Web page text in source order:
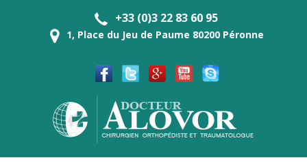
+33 (0)3 22 83 60 95
1, Place du Jeu de Paume 80200 Péronne